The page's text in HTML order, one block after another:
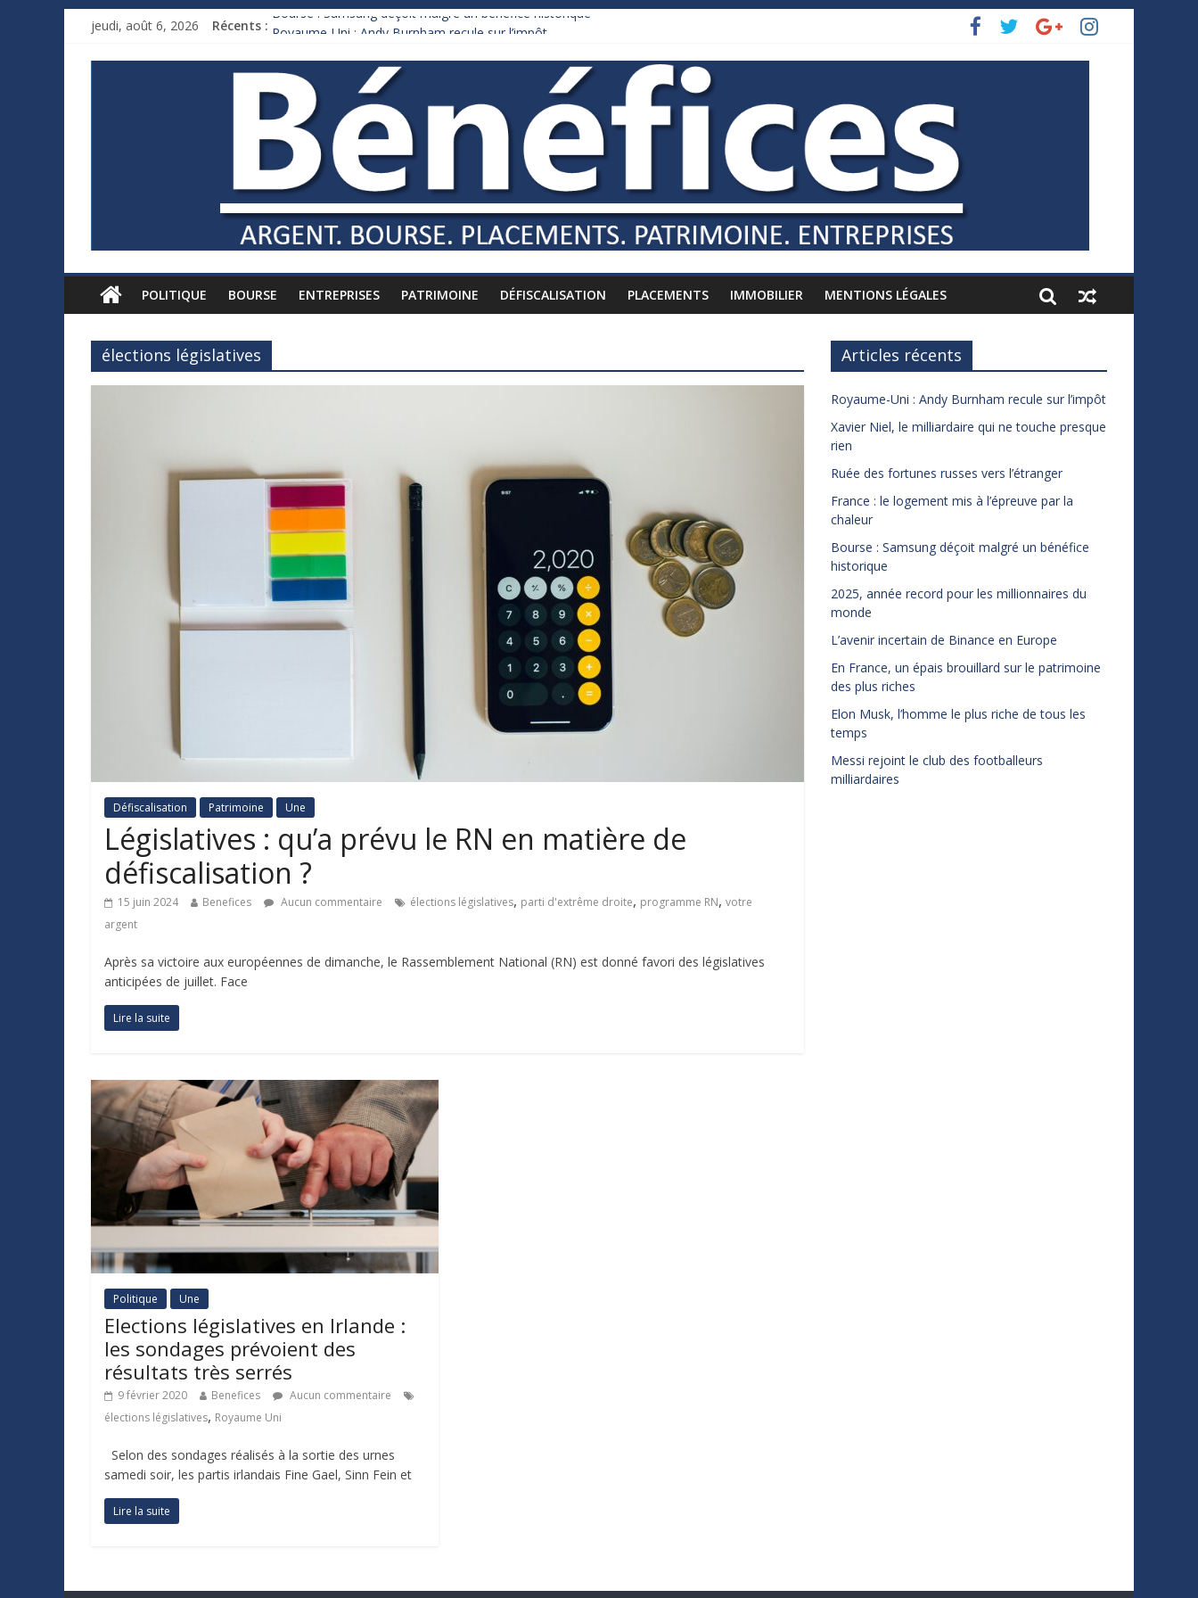
jeudi, août 6, 2026 Récents :
Bourse : Samsung déçoit malgré un bénéfice historique
Xavier Niel, le milliardaire qui ne touche presque rien
Ruée des fortunes russes vers l’étranger
France : le logement mis à l’épreuve par la chaleur
POLITIQUE BOURSE ENTREPRISES PATRIMOINE DÉFISCALISATION PLACEMENTS IMMOBILIER MENTIONS LÉGALES
élections législatives
Défiscalisation Patrimoine Une
Législatives : qu’a prévu le RN en matière de
défiscalisation ?
15 juin 2024 Benefices Aucun commentaire élections législatives, parti d'extrême droite, programme RN, votre
argent
Après sa victoire aux européennes de dimanche, le Rassemblement National (RN) est donné favori des législatives
anticipées de juillet. Face
Lire la suite
Politique Une
Elections législatives en Irlande :
les sondages prévoient des
résultats très serrés
9 février 2020 Benefices
Aucun commentaire
élections législatives, Royaume Uni
Selon des sondages réalisés à la sortie des urnes
samedi soir, les partis irlandais Fine Gael, Sinn Fein et
Lire la suite
Articles récents
Royaume-Uni : Andy Burnham recule sur l’impôt
Xavier Niel, le milliardaire qui ne touche presque
rien
Ruée des fortunes russes vers l’étranger
France : le logement mis à l’épreuve par la
chaleur
Bourse : Samsung déçoit malgré un bénéfice
historique
2025, année record pour les millionnaires du
monde
L’avenir incertain de Binance en Europe
En France, un épais brouillard sur le patrimoine
des plus riches
Elon Musk, l’homme le plus riche de tous les
temps
Messi rejoint le club des footballeurs
milliardaires